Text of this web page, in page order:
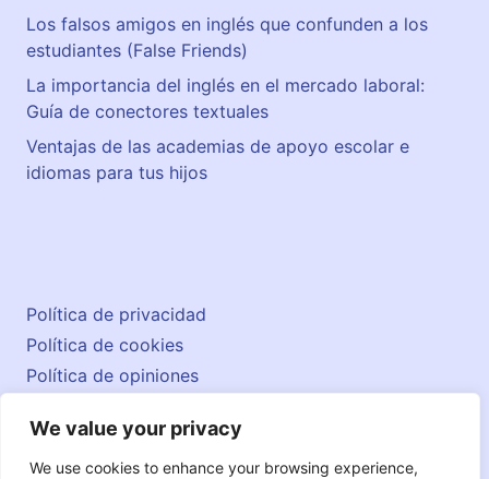
We value your privacy
We use cookies to enhance your browsing experience,
Los falsos amigos en inglés que confunden a los
estudiantes (False Friends)
La importancia del inglés en el mercado laboral:
Guía de conectores textuales
Ventajas de las academias de apoyo escolar e
idiomas para tus hijos
© 2026 englishatlas.es
Política de privacidad
Política de cookies
Política de opiniones
Contacto